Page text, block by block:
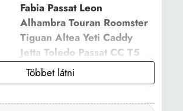
Fabia Passat Leon
Alhambra Touran Roomster
Tiguan Altea Yeti Caddy
Jetta Toledo Passat CC T5
Transporter Scirocco
OCTAVIA II 2004- GOLF 5,